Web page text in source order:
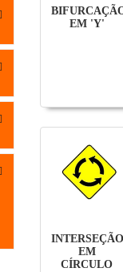
EM 'Y'
INTERSEÇÃO
EM
CÍRCULO